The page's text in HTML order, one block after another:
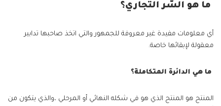
ما هو السّر التجاري؟
أي معلومات مفيدة غير معروفة للجمهور والتي اتخذ صاحبها تدابير
معقولة لإبقائها خاصة.
ما هي الدائرة المتكاملة؟
المنتج هو المنتج الذي هو في شكله النهائي أو المرحلي ،والذي يتكون من